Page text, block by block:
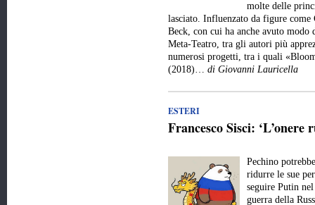
molte delle
lasciato. Influenzato da figure come
Beck, con cui ha anche avuto
Meta-Teatro, tra gli autori più
numerosi progetti, tra i quali
(2018)… di Giovanni Lauricella
ESTERI
Francesco Sisci: ‘L’onere
Pechino
ridurre le sue
seguire Putin nel
guerra della